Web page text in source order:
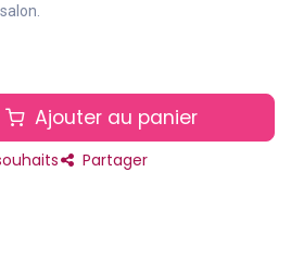
Ajouter au panier
Partager